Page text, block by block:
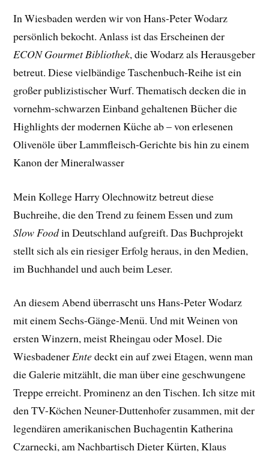
In Wiesbaden werden wir von Hans-Peter Wodarz
persönlich bekocht. Anlass ist das Erscheinen der
ECON Gourmet Bibliothek, die Wodarz als Herausgeber
betreut. Diese vielbändige Taschenbuch-Reihe ist ein
großer publizistischer Wurf. Thematisch decken die in
vornehm-schwarzen Einband gehaltenen Bücher die
Highlights der modernen Küche ab – von erlesenen
Olivenöle über Lammfleisch-Gerichte bis hin zu einem
Kanon der Mineralwasser
Mein Kollege Harry Olechnowitz betreut diese
Buchreihe, die den Trend zu feinem Essen und zum
Slow Foodin Deutschland aufgreift. Das Buchprojekt
stellt sich als ein riesiger Erfolg heraus, in den Medien,
im Buchhandel und auch beim Leser.
An diesem Abend überrascht uns Hans-Peter Wodarz
mit einem Sechs-Gänge-Menü. Und mit Weinen von
ersten Winzern, meist Rheingau oder Mosel. Die
WiesbadenerEntedeckt ein auf zwei Etagen, wenn man
die Galerie mitzählt, die man über eine geschwungene
Treppe erreicht. Prominenz an den Tischen. Ich sitze mit
den TV-Köchen Neuner-Duttenhofer zusammen, mit der
legendären amerikanischen Buchagentin Katherina
Czarnecki, am Nachbartisch Dieter Kürten, Klaus